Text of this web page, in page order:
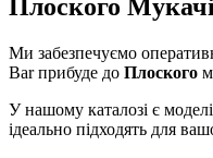
Плоского
Ми забезпечуємо
Bar прибуде до Плоского
У нашому каталозі є
ідеально підходять для